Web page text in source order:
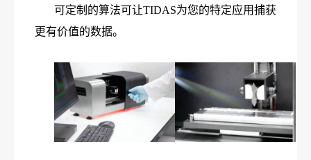
可定制的算法可让TIDAS为您的特定应用捕获
更有价值的数据。